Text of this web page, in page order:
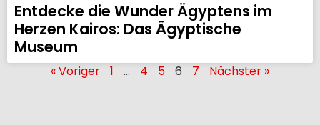
Entdecke die Wunder Ägyptens im
Herzen Kairos: Das Ägyptische
Museum
« Voriger 1 … 4 5 6 7 Nächster »